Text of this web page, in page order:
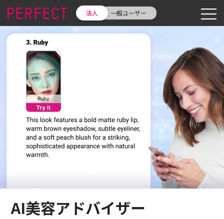
法人 一般ユーザー
AI美容アドバイザー